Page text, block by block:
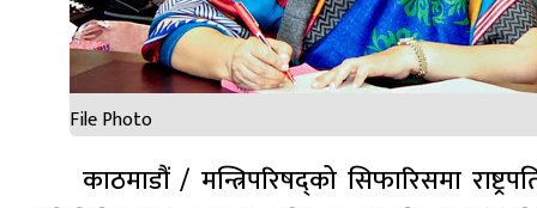
File Photo
काठमाडौं / मन्त्रिपरिषद्को सिफारिसमा